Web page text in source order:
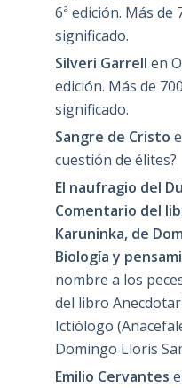
6ª edición. Más de
significado.
Silveri Garrell en
edición. Más de
significado.
Sangre de Cristo
cuestión de élites?
El naufragio del
Comentario del
Karuninka, de
Biología y
nombre a los
del libro
Ictiólogo
Domingo Lloris
Emilio Cervantes